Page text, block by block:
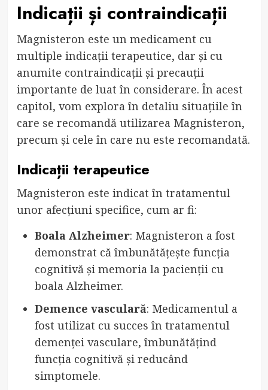
Indicații și contraindicații
Magnisteron este un medicament cu
multiple indicații terapeutice, dar și cu
anumite contraindicații și precauții
importante de luat în considerare. În acest
capitol, vom explora în detaliu situațiile în
care se recomandă utilizarea Magnisteron,
precum și cele în care nu este recomandată.
Indicații terapeutice
Magnisteron este indicat în tratamentul
unor afecțiuni specifice, cum ar fi:
Boala Alzheimer: Magnisteron a fost
demonstrat că îmbunătățește funcția
cognitivă și memoria la pacienții cu
boala Alzheimer.
Demence vasculară: Medicamentul a
fost utilizat cu succes în tratamentul
demenței vasculare, îmbunătățind
funcția cognitivă și reducând
simptomele.